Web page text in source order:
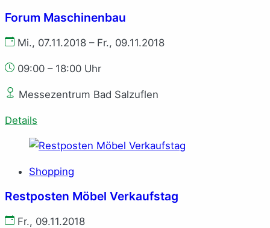
Forum Maschinenbau
Mi., 07.11.2018 – Fr., 09.11.2018
09:00 – 18:00 Uhr
Messezentrum Bad Salzuflen
Details
Shopping
Restposten Möbel Verkaufstag
Fr., 09.11.2018